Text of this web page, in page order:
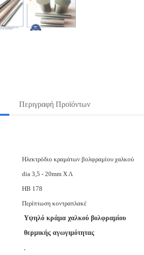
Περιγραφή Προϊόντων
Ηλεκτρόδιο κραμάτων βολφραμίου χαλκού
dia 3,5 - 20mm Χ Λ
HB 178
Περίπτωση κοντραπλακέ
Υψηλό κράμα χαλκού βολφραμίου
θερμικής αγωγιμότητας
,